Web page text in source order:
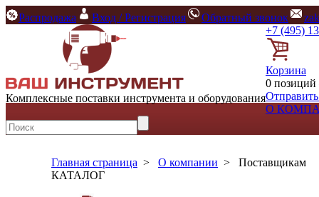
Распродажа Вход / Регистрация Обратный звонок
Комплексные поставки инструмента и оборудования
+7 (495)
Корзина
0 позиций
Отправить
О
Главная страница > О компании > Поставщикам
КАТАЛОГ